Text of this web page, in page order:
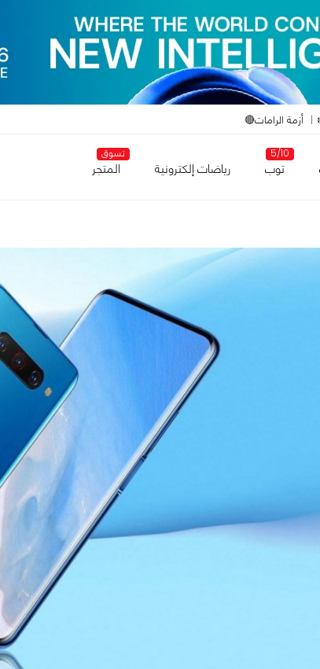
أزمة الرامات🔴
5/10
توب رياضات إلكترونية
تسوق
المتجر